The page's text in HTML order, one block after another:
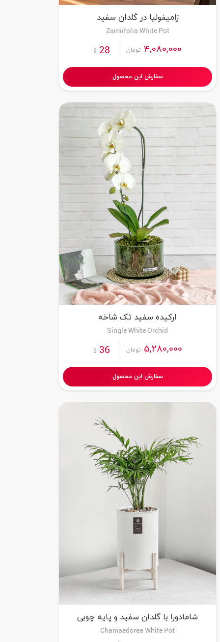
زامیفولیا در گلدان سفید
Zamiifolia White Pot
4,080,000 تومان 28
$
سفارش این محصول
ارکیده سفید تک شاخه
Single White Orchid
5,280,000 تومان 36
$
سفارش این محصول
شامادورا با گلدان سفید و پایه چوبی
Chamaedorea White Pot